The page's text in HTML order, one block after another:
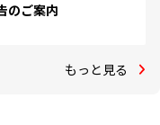
のご案内
もっと見る